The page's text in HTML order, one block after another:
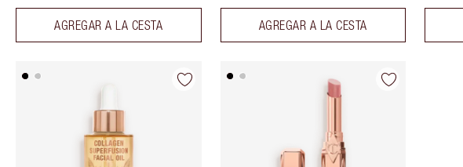
AGREGAR A LA CESTA AGREGAR A LA CESTA